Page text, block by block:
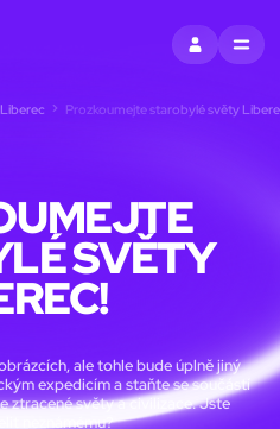
PŘIHLÁSIT SE
MENU
Prozkoumejte starobylé světy
SVĚTY
ale tohle bude úplně jiný
expedicím a staňte se součástí
ztracené světy a civilizace. Jste
neznámému?